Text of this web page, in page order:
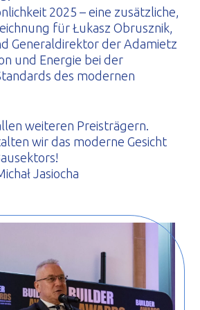
2025 – eine zusätzliche,
für Łukasz Obrusznik,
Generaldirektor der Adamietz
und Energie bei der
des modernen
weiteren Preisträgern.
wir das moderne Gesicht
Jasiocha